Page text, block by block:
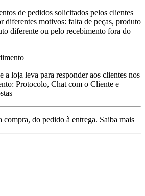
de pedidos solicitados pelos clientes
diferentes motivos: falta de peças, produto
diferente ou pelo recebimento fora do
a loja leva para responder aos clientes nos
Protocolo, Chat com o Cliente e
compra, do pedido à entrega. Saiba mais